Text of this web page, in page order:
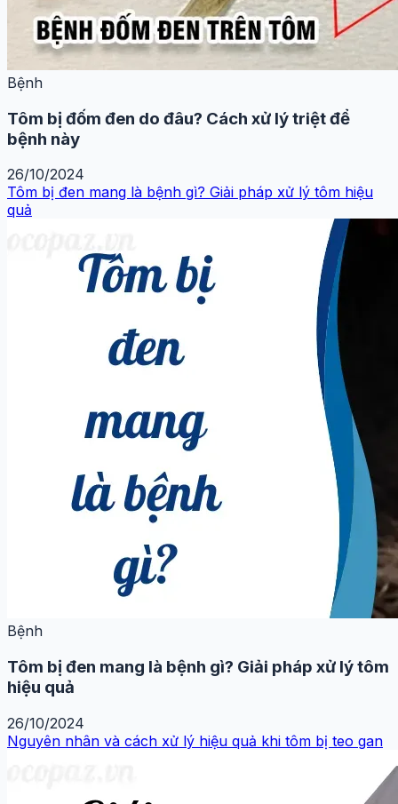
Bệnh
Tôm bị đốm đen do đâu? Cách xử lý triệt để
bệnh này
26/10/2024
Tôm bị đen mang là bệnh gì? Giải pháp xử lý tôm hiệu
quả
Bệnh
Tôm bị đen mang là bệnh gì? Giải pháp xử lý tôm
hiệu quả
26/10/2024
Nguyên nhân và cách xử lý hiệu quả khi tôm bị teo gan